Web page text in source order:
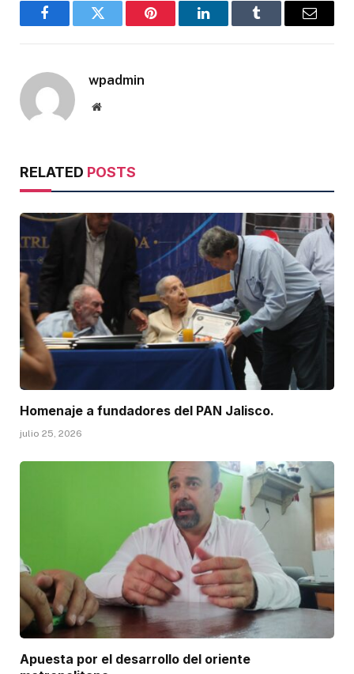
FacebookTwitter Pinterest LinkedInTumblr Email
wpadmin
Website
RELATED POSTS
Homenaje a fundadores del PAN Jalisco.
julio 25, 2026
Apuesta por el desarrollo del oriente